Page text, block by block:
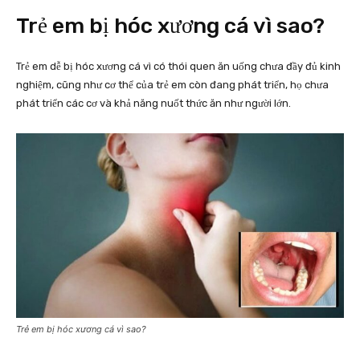
Trẻ em bị hóc xương cá vì sao?
Trẻ em dễ bị hóc xương cá vì có thói quen ăn uống chưa đầy đủ kinh
nghiệm, cũng như cơ thể của trẻ em còn đang phát triển, họ chưa
phát triển các cơ và khả năng nuốt thức ăn như người lớn.
Trẻ em bị hóc xương cá vì sao?